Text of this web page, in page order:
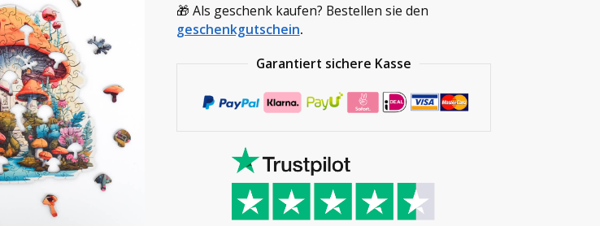
🎁 Als geschenk kaufen? Bestellen sie den
geschenkgutschein.
Garantiert sichere Kasse